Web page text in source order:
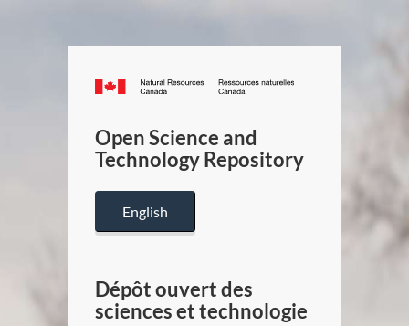
Canada.ca
/
Canada
Open Science and
Technology Repository
English
Dépôt ouvert des
sciences et technologie